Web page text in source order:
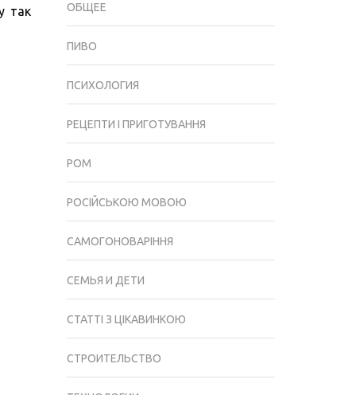
САМОГОНІ
ДЕСЕРТІВ
ВІДГУКИ
так ОБЩЕЕ
ПИВО
ПСИХОЛОГИЯ
РЕЦЕПТИ І ПРИГОТУВАННЯ
РОМ
РОСІЙСЬКОЮ МОВОЮ
САМОГОНОВАРІННЯ
СЕМЬЯ И ДЕТИ
СТАТТІ З ЦІКАВИНКОЮ
СТРОИТЕЛЬСТВО